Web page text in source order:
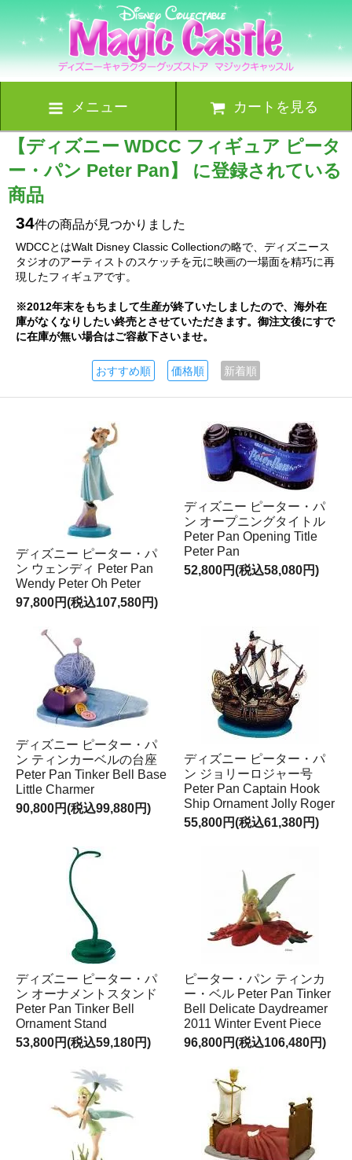
メニュー カートを見る
【ディズニー WDCC フィギュア ピータ
ー・パン Peter Pan】 に登録されている
商品
34件の商品が見つかりました
WDCCとはWalt Disney Classic Collectionの略で、ディズニース
タジオのアーティストのスケッチを元に映画の一場面を精巧に再
現したフィギュアです。
※2012年末をもちまして生産が終了いたしましたので、海外在
庫がなくなりしたい終売とさせていただきます。御注文後にすで
に在庫が無い場合はご容赦下さいませ。
おすすめ順 価格順 新着順
ディズニー ピーター・パ
ン ウェンディ Peter Pan
Wendy Peter Oh Peter
97,800円(税込107,580円)
ディズニー ピーター・パ
ン オープニングタイトル
Peter Pan Opening Title
Peter Pan
52,800円(税込58,080円)
ディズニー ピーター・パ
ン ティンカーベルの台座
Peter Pan Tinker Bell Base
Little Charmer
90,800円(税込99,880円)
ディズニー ピーター・パ
ン ジョリーロジャー号
Peter Pan Captain Hook
Ship Ornament Jolly Roger
55,800円(税込61,380円)
ディズニー ピーター・パ
ン オーナメントスタンド
Peter Pan Tinker Bell
Ornament Stand
53,800円(税込59,180円)
ピーター・パン ティンカ
ー・ベル Peter Pan Tinker
Bell Delicate Daydreamer
2011 Winter Event Piece
96,800円(税込106,480円)